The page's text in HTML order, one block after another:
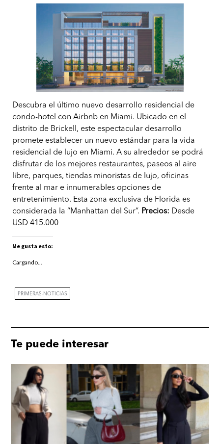
Descubra el último nuevo desarrollo residencial de
condo-hotel con Airbnb en Miami. Ubicado en el
distrito de Brickell, este espectacular desarrollo
promete establecer un nuevo estándar para la vida
residencial de lujo en Miami. A su alrededor se podrá
disfrutar de los mejores restaurantes, paseos al aire
libre, parques, tiendas minoristas de lujo, oficinas
frente al mar e innumerables opciones de
entretenimiento. Esta zona exclusiva de Florida es
considerada la “Manhattan del Sur”. Precios: Desde
USD 415.000
Me gusta esto:
Cargando...
PRIMERAS-NOTICIAS
Te puede interesar